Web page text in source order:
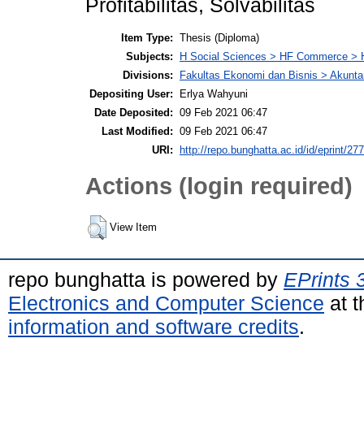
Profitabilitas, Solvabilitas
Item Type: Thesis (Diploma)
Subjects:
H Social Sciences > HF Commerce >
Divisions:
Fakultas Ekonomi dan Bisnis >
Depositing User:
Erlya Wahyuni
Date Deposited: 09 Feb 2021 06:47
Last Modified: 09 Feb 2021 06:47
URI:
http://repo.bunghatta.ac.id/id/eprint/
Actions (login required)
View Item
repo bunghatta is powered by EPrints
Electronics and Computer Science at
information and software credits.